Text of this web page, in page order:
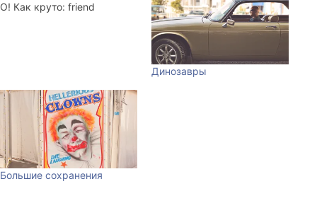
О! Как круто: friend
Динозавры
Большие сохранения